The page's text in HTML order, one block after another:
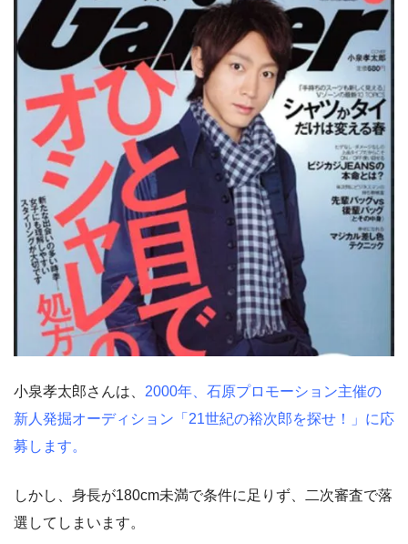
小泉孝太郎さんは、 2000年、石原プロモーション主催の
新人発掘オーディション「21世紀の裕次郎を探せ！」に応
募します。
しかし、身長が180cm未満で条件に足りず、二次審査で落
選してしまいます。